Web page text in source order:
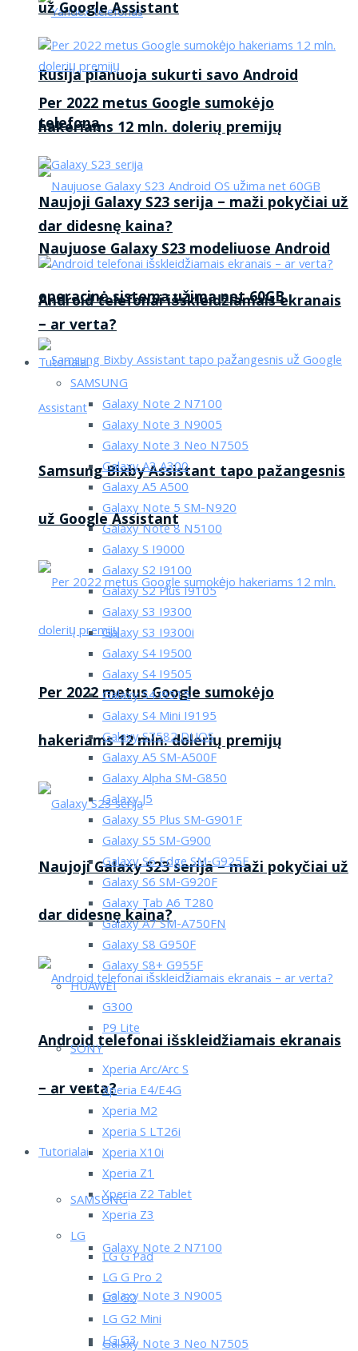
Rusija planuoja sukurti savo Android
telefoną
Naujuose Galaxy S23 modeliuose Android
operacinė sistema užima net 60GB
Samsung Bixby Assistant tapo pažangesnis
už Google Assistant
Per 2022 metus Google sumokėjo
hakeriams 12 mln. dolerių premijų
Naujoji Galaxy S23 serija – maži pokyčiai už
dar didesnę kaina?
Android telefonai išskleidžiamais ekranais
– ar verta?
Tutorialai
SAMSUNG
Galaxy Note 2 N7100
Galaxy Note 3 N9005
Galaxy Note 3 Neo N7505
už Google Assistant
Per 2022 metus Google sumokėjo
hakeriams 12 mln. dolerių premijų
Naujoji Galaxy S23 serija – maži pokyčiai už
dar didesnę kaina?
Android telefonai išskleidžiamais ekranais
– ar verta?
Tutorialai
SAMSUNG
Galaxy Note 2 N7100
Galaxy Note 3 N9005
Galaxy Note 3 Neo N7505
Galaxy A3 A300
Galaxy A5 A500
Galaxy Note 5 SM-N920
Galaxy Note 8 N5100
Galaxy S I9000
Galaxy S2 I9100
Galaxy S2 Plus I9105
Galaxy S3 I9300
Galaxy S3 I9300i
Galaxy S4 I9500
Galaxy S4 I9505
Galaxy S4 i9515
Galaxy S4 Mini I9195
Galaxy S7582 DUOS
Galaxy A5 SM-A500F
Galaxy Alpha SM-G850
Galaxy J5
Galaxy S5 Plus SM-G901F
Galaxy S5 SM-G900
Galaxy S6 Edge SM-G925F
Galaxy S6 SM-G920F
Galaxy Tab A6 T280
Galaxy A7 SM-A750FN
Galaxy S8 G950F
Galaxy S8+ G955F
HUAWEI
G300
P9 Lite
SONY
Xperia Arc/Arc S
Xperia E4/E4G
Xperia M2
Xperia S LT26i
Xperia X10i
Xperia Z1
Xperia Z2 Tablet
Xperia Z3
LG
LG G Pad
LG G Pro 2
LG G2
LG G2 Mini
LG G3